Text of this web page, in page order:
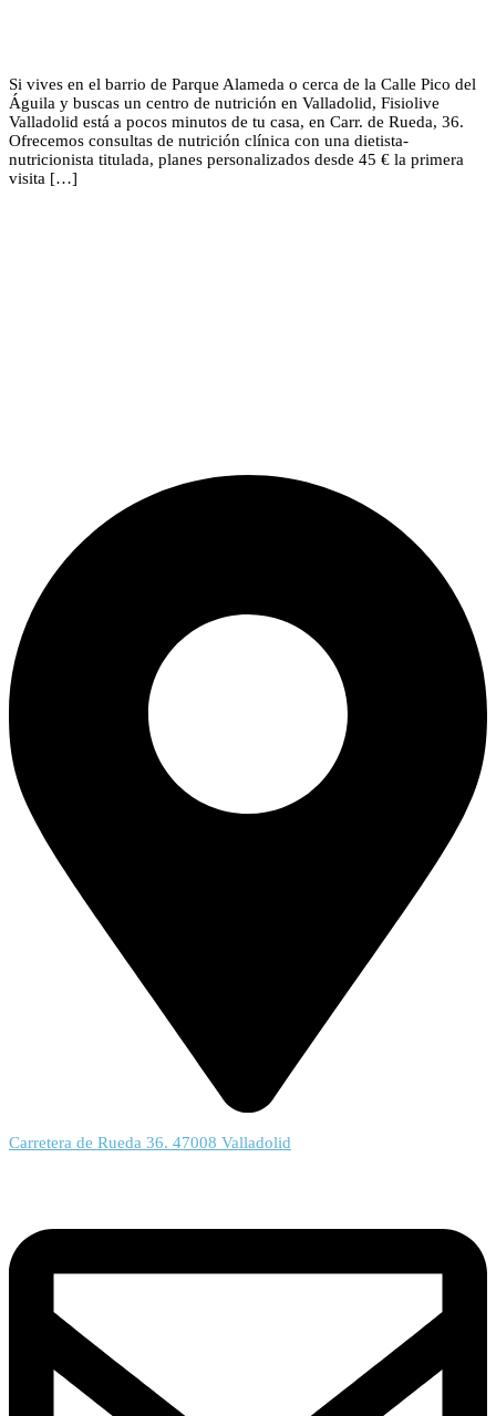
Si vives en el barrio de Parque Alameda o cerca de la Calle Pico del
Águila y buscas un centro de nutrición en Valladolid, Fisiolive
Valladolid está a pocos minutos de tu casa, en Carr. de Rueda, 36.
Ofrecemos consultas de nutrición clínica con una dietista-
nutricionista titulada, planes personalizados desde 45 € la primera
visita […]
Carretera de Rueda 36. 47008 Valladolid